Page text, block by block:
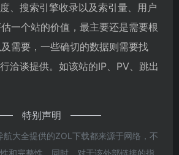
、搜索引擎收录以及索引量、用户
一个站的价值，最主要还是需要根
需要，一些确切的数据则需要找
洽谈提供。如该站的IP、PV、跳出
特别声明
大全提供的ZOL下载都来源于网络，不
和完整性，同时，对于该外部链接的指